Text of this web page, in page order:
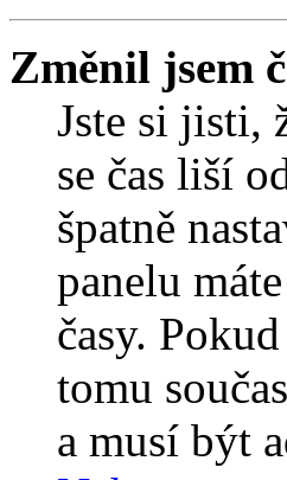
Změnil jsem
Jste si jisti,
se čas liší
špatně
panelu
časy.
tomu
a musí být